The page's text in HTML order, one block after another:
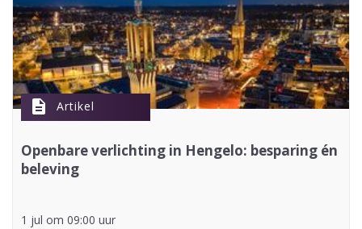
description Artikel
Openbare verlichting in Hengelo: besparing én
beleving
1 jul om 09:00 uur